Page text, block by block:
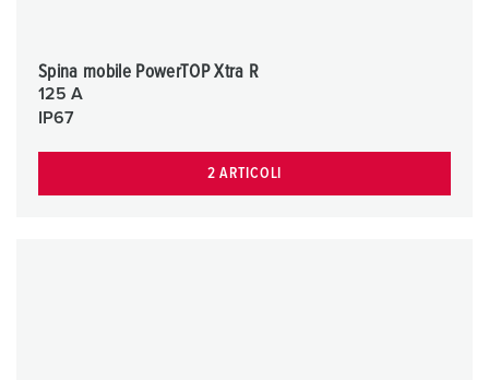
Spina mobile PowerTOP Xtra R
125 A
IP67
2 ARTICOLI